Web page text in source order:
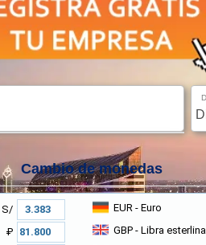
Cambio de monedas
S/ EUR - Euro
₽ GBP - Libra esterlina